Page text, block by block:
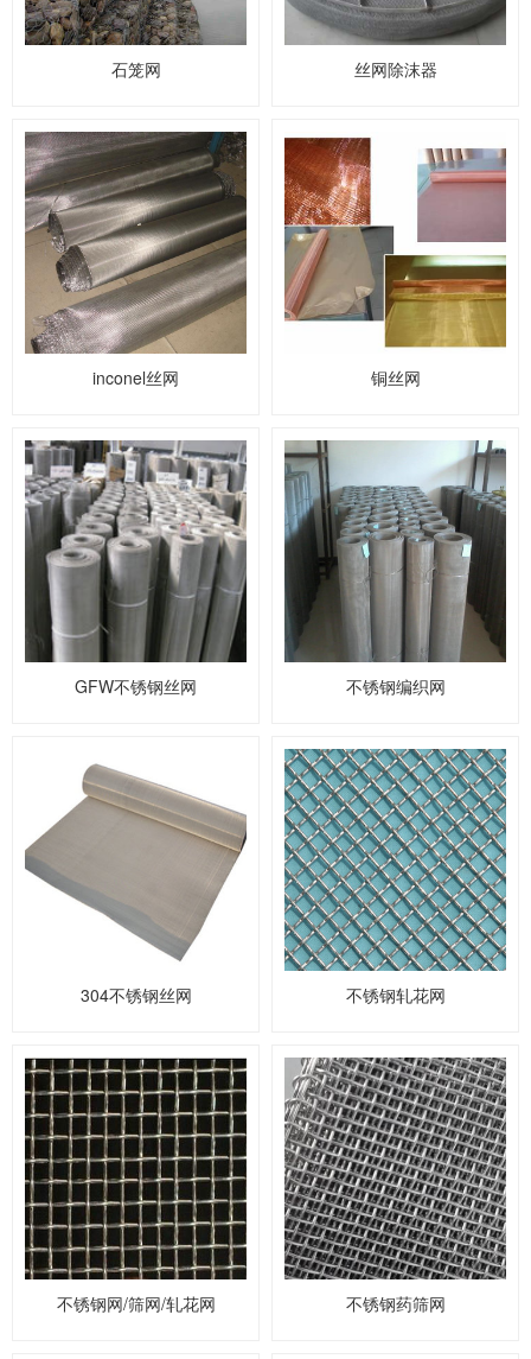
石笼网 丝网除沫器
inconel丝网 铜丝网
GFW不锈钢丝网 不锈钢编织网
304不锈钢丝网 不锈钢轧花网
不锈钢网/筛网/轧花网 不锈钢药筛网